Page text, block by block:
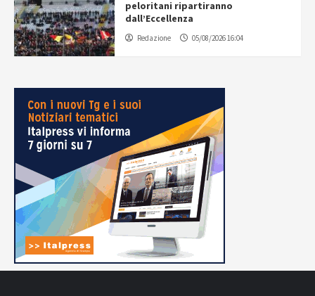
peloritani ripartiranno
dall’Eccellenza
Redazione 05/08/2026 16:04